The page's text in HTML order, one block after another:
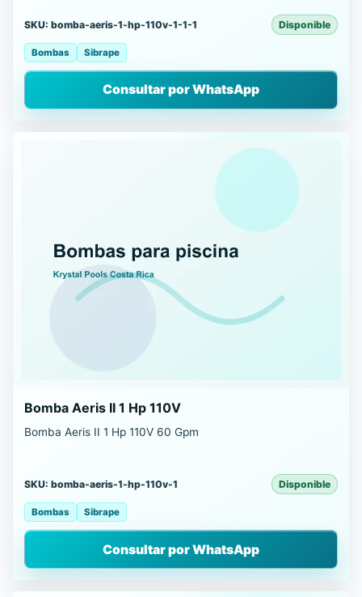
SKU: bomba-aeris-1-hp-110v-1-1-1 Disponible
Bombas Sibrape
Consultar por WhatsApp
Bomba Aeris II 1 Hp 110V
Bomba Aeris II 1 Hp 110V 60 Gpm
SKU: bomba-aeris-1-hp-110v-1 Disponible
Bombas Sibrape
Consultar por WhatsApp